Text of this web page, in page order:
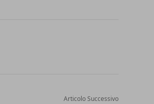
Articolo Successivo